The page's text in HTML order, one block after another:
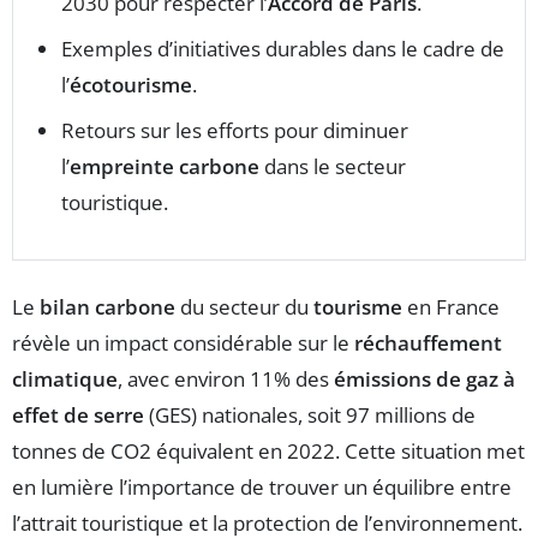
Exemples d’initiatives durables dans le cadre de
l’écotourisme.
Retours sur les efforts pour diminuer
l’empreinte carbone dans le secteur
touristique.
Le bilan carbone du secteur du tourisme en France
révèle un impact considérable sur le réchauffement
climatique, avec environ 11% desémissions de gaz à
effet de serre (GES) nationales, soit 97 millions de
tonnes de CO2 équivalent en 2022. Cette situation met
en lumière l’importance de trouver un équilibre entre
l’attrait touristique et la protection de l’environnement.